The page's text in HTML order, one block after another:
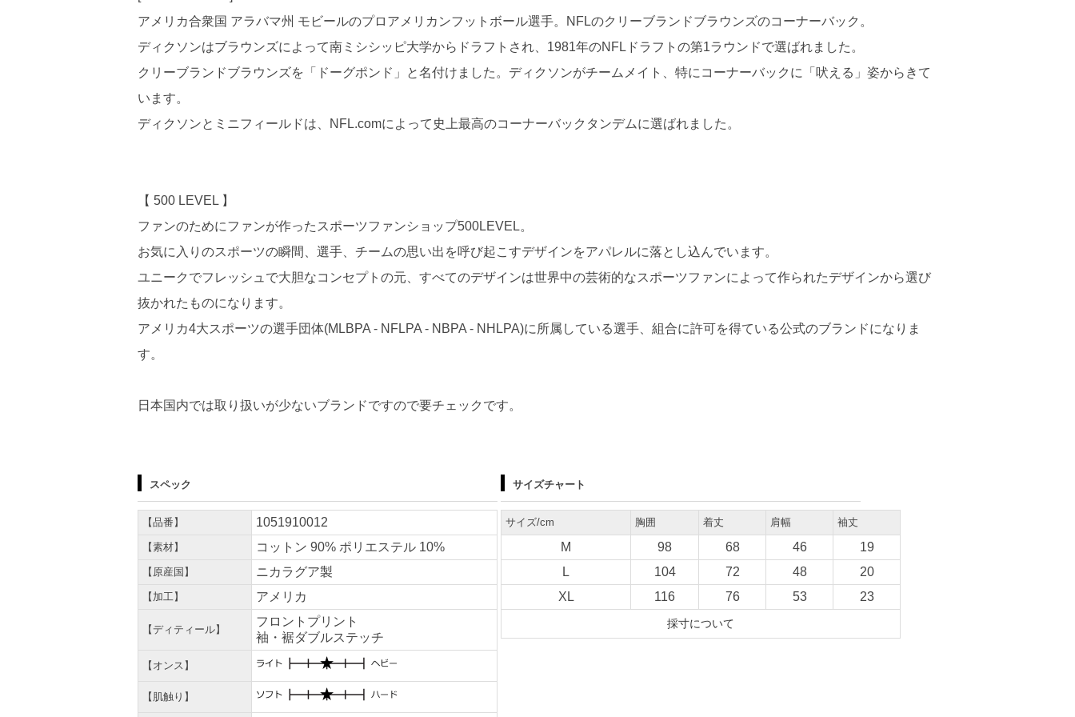
アメリカ合衆国 アラバマ州 モビールのプロアメリカンフットボール選手。NFLのクリーブランドブラウンズのコーナーバック。
ディクソンはブラウンズによって南ミシシッピ大学からドラフトされ、1981年のNFLドラフトの第1ラウンドで選ばれました。
クリーブランドブラウンズを「ドーグポンド」と名付けました。ディクソンがチームメイト、特にコーナーバックに「吠える」姿からきて
います。
ディクソンとミニフィールドは、NFL.comによって史上最高のコーナーバックタンデムに選ばれました。
【 500 LEVEL 】
ファンのためにファンが作ったスポーツファンショップ500LEVEL。
お気に入りのスポーツの瞬間、選手、チームの思い出を呼び起こすデザインをアパレルに落とし込んでいます。
ユニークでフレッシュで大胆なコンセプトの元、すべてのデザインは世界中の芸術的なスポーツファンによって作られたデザインから選び
抜かれたものになります。
アメリカ4大スポーツの選手団体(MLBPA - NFLPA - NBPA - NHLPA)に所属している選手、組合に許可を得ている公式のブランドになりま
す。
日本国内では取り扱いが少ないブランドですので要チェックです。
スペック
【品番】 1051910012
【素材】 コットン 90% ポリエステル 10%
【原産国】 ニカラグア製
【加工】 アメリカ
【ディティール】
フロントプリント
袖・裾ダブルステッチ
【オンス】
【肌触り】
サイズチャート
サイズ/cm 胸囲 着丈 肩幅 袖丈
M 98 68 46
19
L
104 72 48
20
XL
116 76 53 23
採寸について